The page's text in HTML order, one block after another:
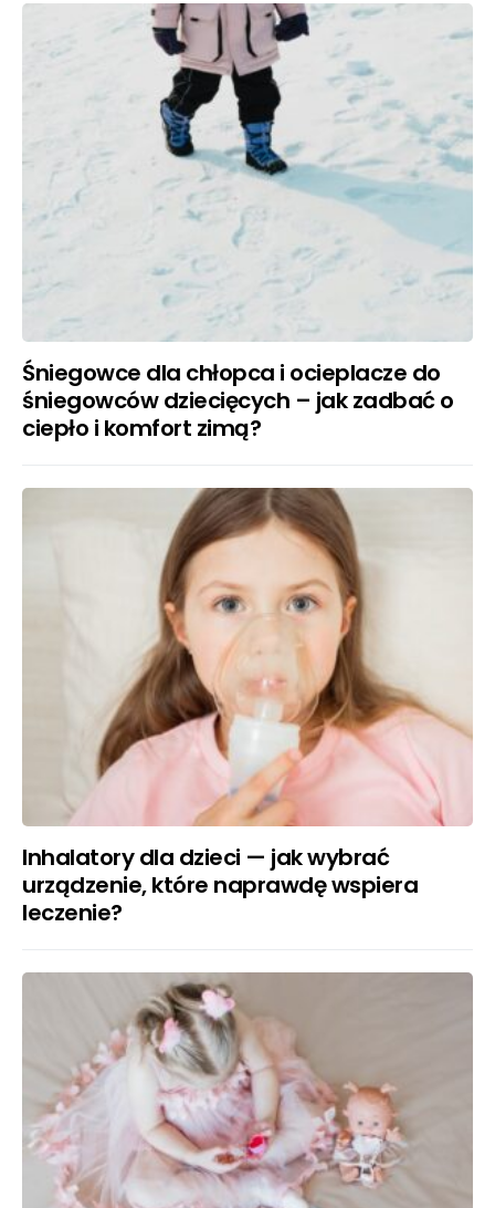
Śniegowce dla chłopca i ocieplacze do
śniegowców dziecięcych – jak zadbać o
ciepło i komfort zimą?
Inhalatory dla dzieci — jak wybrać
urządzenie, które naprawdę wspiera
leczenie?